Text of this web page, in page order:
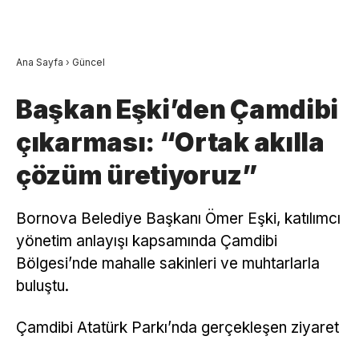
Ana Sayfa › Güncel
Başkan Eşki’den Çamdibi
çıkarması: “Ortak akılla
çözüm üretiyoruz”
Bornova Belediye Başkanı Ömer Eşki, katılımcı
yönetim anlayışı kapsamında Çamdibi
Bölgesi’nde mahalle sakinleri ve muhtarlarla
buluştu.
Çamdibi Atatürk Parkı’nda gerçekleşen ziyaret